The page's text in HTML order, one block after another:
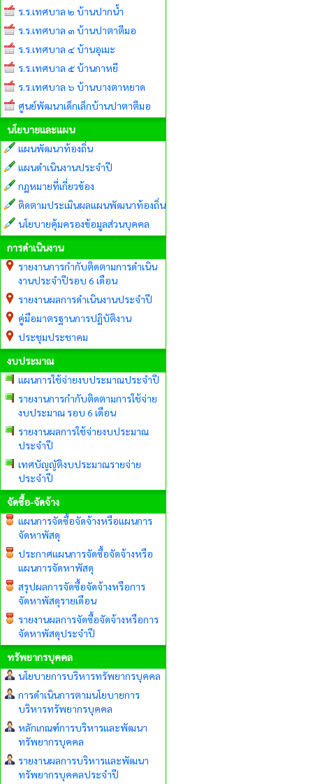
ร.ร.เทศบาล ๒ บ้านปากน้ำ
ร.ร.เทศบาล ๓ บ้านปาตาตีมอ
ร.ร.เทศบาล ๔ บ้านอุเมะ
ร.ร.เทศบาล ๕ บ้านกาหยี
ร.ร.เทศบาล ๖ บ้านบางตาหยาด
ศูนย์พัฒนาเด็กเล็กบ้านปาตาตีมอ
นโยบายและแผน
แผนพัฒนาท้องถิ่น
แผนดำเนินงานประจำปี
กฏหมายที่เกี่ยวข้อง
ติดตามประเมินผลแผนพัฒนาท้องถิ่น
นโยบายคุ้มครองข้อมูลส่วนบุคคล
การดำเนินงาน
รายงานการกำกับติดตามการดำเนิน
งานประจำปีรอบ 6 เดือน
รายงานผลการดำเนินงานประจำปี
คู่มือมาตรฐานการปฏิบัติงาน
ประชุมประชาคม
งบประมาณ
แผนการใช้จ่ายงบประมาณประจำปี
รายงานการกำกับติดตามการใช้จ่าย
งบประมาณ รอบ 6 เดือน
รายงานผลการใช้จ่ายงบประมาณ
ประจำปี
เทศบัญญัติงบประมาณรายจ่าย
ประจำปี
จัดซื้อ-จัดจ้าง
แผนการจัดซื้อจัดจ้างหรือแผนการ
จัดหาพัสดุ
ประกาศแผนการจัดซื้อจัดจ้างหรือ
แผนการจัดหาพัสดุ
สรุปผลการจัดซื้อจัดจ้างหรือการ
จัดหาพัสดุรายเดือน
รายงานผลการจัดซื้อจัดจ้างหรือการ
จัดหาพัสดุประจำปี
ทรัพยากรบุคคล
นโยบายการบริหารทรัพยากรบุคคล
การดำเนินการตามนโยบายการ
บริหารทรัพยากรบุคคล
หลักเกณฑ์การบริหารและพัฒนา
ทรัพยากรบุคคล
รายงานผลการบริหารและพัฒนา
ทรัพยากรบุคคลประจำปี